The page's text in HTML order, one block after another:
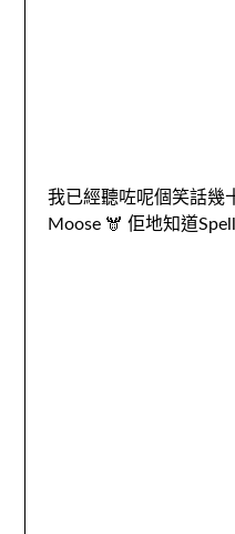
我已經聽咗呢個笑話幾
Moose 🫎 佢地知道Spell